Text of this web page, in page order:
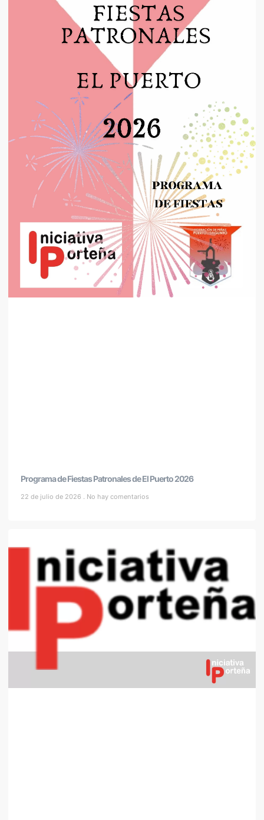
Programa de Fiestas Patronales de El Puerto 2026
22 de julio de 2026 No hay comentarios